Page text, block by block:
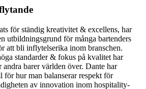
för ständig kreativitet & excellens, har
utbildningsgrund för många bartenders
att bli inflytelserika inom branschen.
standarder & fokus på kvalitet har
andra barer världen över. Dante har
för hur man balanserar respekt för
av innovation inom hospitality-